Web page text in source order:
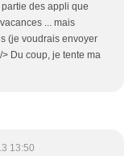
des appli que
... mais
(je voudrais envoyer
Du coup, je tente ma
13:50